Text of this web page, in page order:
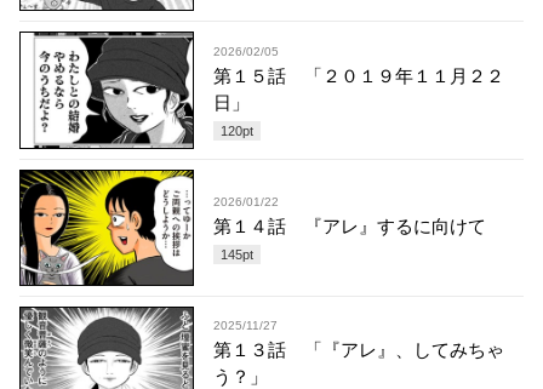
2026/02/05
第１５話 「２０１９年１１月２２
日」
120pt
2026/01/22
第１４話 『アレ』するに向けて
145pt
2025/11/27
第１３話 「『アレ』、してみちゃ
う？」